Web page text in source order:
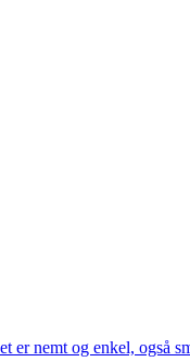
er nemt og enkel, også